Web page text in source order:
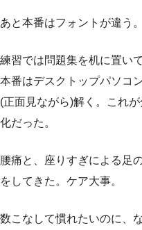
あと本番はフォントが違う。
練習では問題集を机に置い
本番はデスクトップパソコ
(正面見ながら)解く。これ
化だった。
腰痛と、座りすぎによる足
をしてきた。ケア大事。
数こなして慣れたいのに、